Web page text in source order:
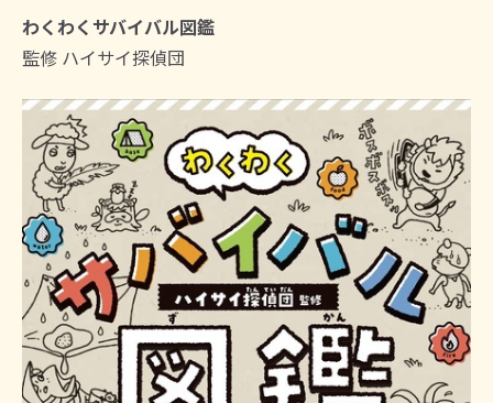
わくわくサバイバル図鑑
監修 ハイサイ探偵団